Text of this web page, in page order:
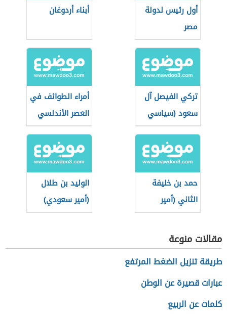
أول رئيس لدولة
مصر
أبناء أردوغان
تركي الفيصل آل
سعود (سياسي
سعودي)
أمراء الطوائف في
العصر الأندلسي
حمد بن خليفة
الثاني (أمير
قطري)
الوليد بن طلال
(أمير سعودي)
مقالات منوعة
طريقة تنزيل الضغط المرتفع
عبارات قصيرة عن الوطن
كلمات عن الربيع